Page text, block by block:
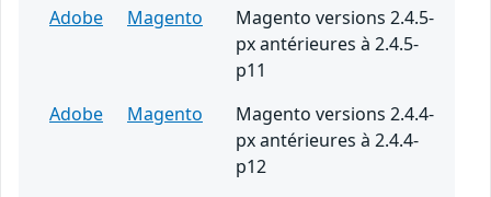
Adobe
Magento
Magento versions 2.4.5-
px antérieures à 2.4.5-
p11
Adobe
Magento
Magento versions 2.4.4-
px antérieures à 2.4.4-
p12